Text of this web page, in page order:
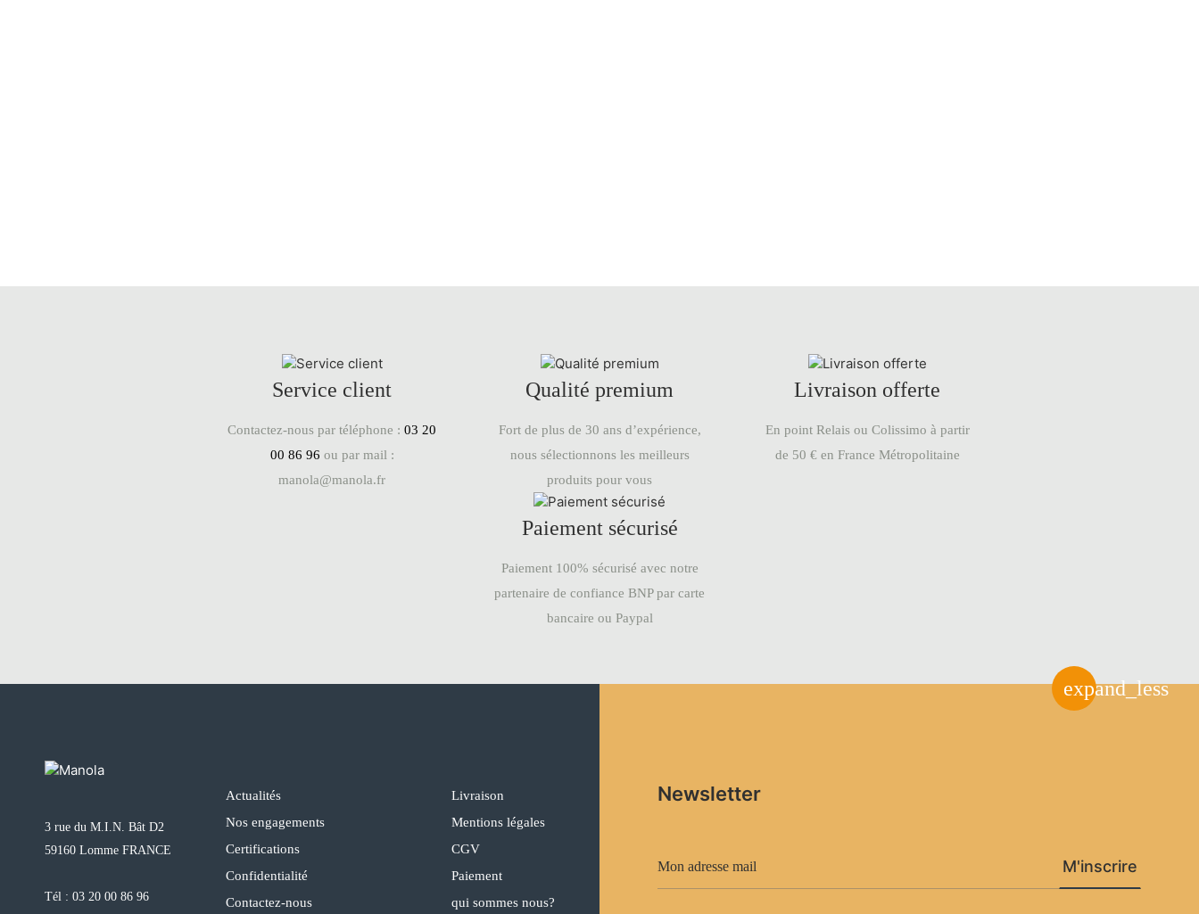
Service client
Contactez-nous par téléphone : 03 20
00 86 96 ou par mail :
manola@manola.fr
Qualité premium
Fort de plus de 30 ans d’expérience,
nous sélectionnons les meilleurs
produits pour vous
Livraison offerte
En point Relais ou Colissimo à partir
de 50 € en France Métropolitaine
Paiement sécurisé
Paiement 100% sécurisé avec notre
partenaire de confiance BNP par carte
bancaire ou Paypal
expand_less
3 rue du M.I.N. Bât D2
59160 Lomme FRANCE
Tél : 03 20 00 86 96
Actualités
Nos engagements
Certifications
Confidentialité
Contactez-nous
Livraison
Mentions légales
CGV
Paiement
qui sommes nous?
Newsletter
M'inscrire